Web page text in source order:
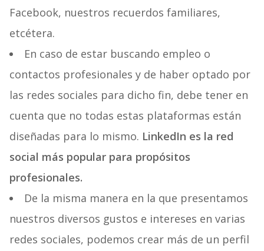
Facebook, nuestros recuerdos familiares,
etcétera.
En caso de estar buscando empleo o
contactos profesionales y de haber optado por
las redes sociales para dicho fin, debe tener en
cuenta que no todas estas plataformas están
diseñadas para lo mismo. LinkedIn es la red
social más popular para propósitos
profesionales.
De la misma manera en la que presentamos
nuestros diversos gustos e intereses en varias
redes sociales, podemos crear más de un perfil